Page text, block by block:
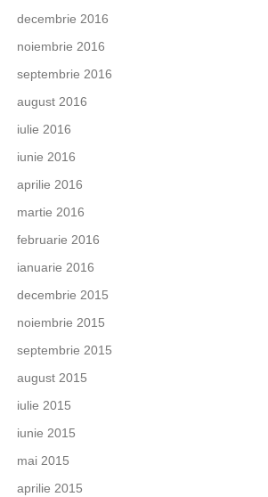
decembrie 2016
noiembrie 2016
septembrie 2016
august 2016
iulie 2016
iunie 2016
aprilie 2016
martie 2016
februarie 2016
ianuarie 2016
decembrie 2015
noiembrie 2015
septembrie 2015
august 2015
iulie 2015
iunie 2015
mai 2015
aprilie 2015